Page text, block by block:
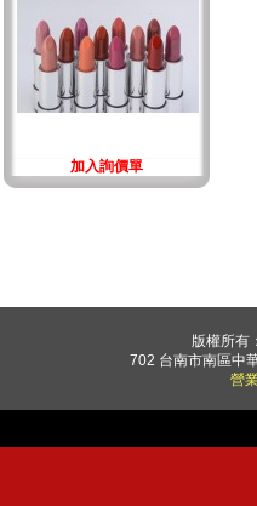
加入詢價單
版權所有
702 台南市南區中
營